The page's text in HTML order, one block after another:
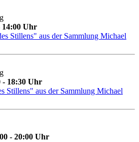
14:00 Uhr
Stillens" aus der Sammlung Michael
- 18:30 Uhr
Stillens" aus der Sammlung Michael
- 20:00 Uhr